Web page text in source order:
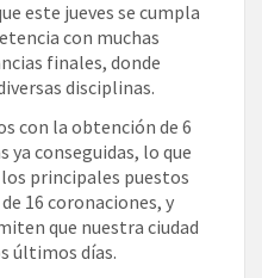
este jueves se cumpla
con muchas
finales, donde
disciplinas.
con la obtención de 6
ya conseguidas, lo que
principales puestos
16 coronaciones, y
que nuestra ciudad
últimos días.